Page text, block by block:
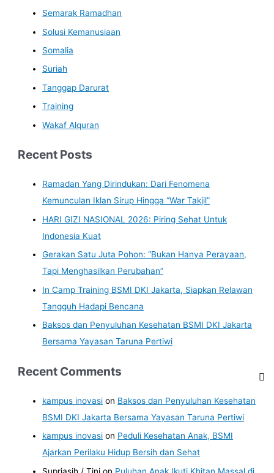
Semarak Ramadhan
Solusi Kemanusiaan
Somalia
Suriah
Tanggap Darurat
Training
Wakaf Alquran
Recent Posts
Ramadan Yang Dirindukan: Dari Fenomena
Kemunculan Iklan Sirup Hingga “War Takjil”
HARI GIZI NASIONAL 2026: Piring Sehat Untuk
Indonesia Kuat
Gerakan Satu Juta Pohon: “Bukan Hanya Perayaan,
Tapi Menghasilkan Perubahan”
In Camp Training BSMI DKI Jakarta, Siapkan Relawan
Tangguh Hadapi Bencana
Baksos dan Penyuluhan Kesehatan BSMI DKI Jakarta
Bersama Yayasan Taruna Pertiwi
Recent Comments
kampus inovasi on Baksos dan Penyuluhan Kesehatan
BSMI DKI Jakarta Bersama Yayasan Taruna Pertiwi
kampus inovasi on Peduli Kesehatan Anak, BSMI
Ajarkan Perilaku Hidup Bersih dan Sehat
Supriasih / Tini on Puluhan Anak Ikuti Khitan Massal di